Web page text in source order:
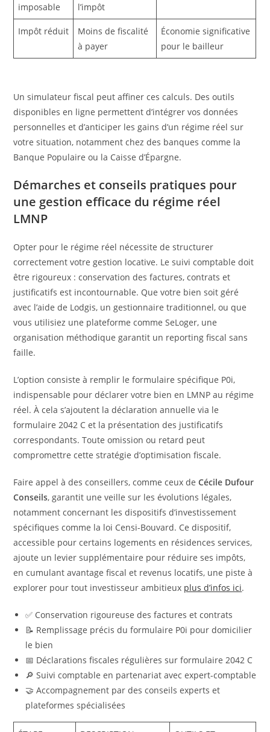
imposable
l’impôt
Impôt réduit
Moins de fiscalité
à payer
Économie significative
pour le bailleur
Un simulateur fiscal peut affiner ces calculs. Des outils
disponibles en ligne permettent d’intégrer vos données
personnelles et d’anticiper les gains d’un régime réel sur
votre situation, notamment chez des banques comme la
Banque Populaire ou la Caisse d’Épargne.
Démarches et conseils pratiques pour
une gestion efficace du régime réel
LMNP
Opter pour le régime réel nécessite de structurer
correctement votre gestion locative. Le suivi comptable doit
être rigoureux : conservation des factures, contrats et
justificatifs est incontournable. Que votre bien soit géré
avec l’aide de Lodgis, un gestionnaire traditionnel, ou que
vous utilisiez une plateforme comme SeLoger, une
organisation méthodique garantit un reporting fiscal sans
faille.
L’option consiste à remplir le formulaire spécifique P0i,
indispensable pour déclarer votre bien en LMNP au régime
réel. À cela s’ajoutent la déclaration annuelle via le
formulaire 2042 C et la présentation des justificatifs
correspondants. Toute omission ou retard peut
compromettre cette stratégie d’optimisation fiscale.
Faire appel à des conseillers, comme ceux deCécile Dufour
Conseils, garantit une veille sur les évolutions légales,
notamment concernant les dispositifs d’investissement
spécifiques comme la loi Censi-Bouvard. Ce dispositif,
accessible pour certains logements en résidences services,
ajoute un levier supplémentaire pour réduire ses impôts,
en cumulant avantage fiscal et revenus locatifs, une piste à
explorer pour tout investisseur ambitieux plus d’infos ici.
✅ Conservation rigoureuse des factures et contrats
📝 Remplissage précis du formulaire P0i pour domicilier
le bien
📅 Déclarations fiscales régulières sur formulaire 2042 C
🔎 Suivi comptable en partenariat avec expert-comptable
🤝 Accompagnement par des conseils experts et
plateformes spécialisées